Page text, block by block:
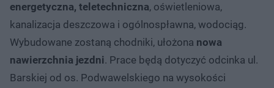
energetyczna, teletechniczna, oświetleniowa,
kanalizacja deszczowa i ogólnospławna, wodociąg.
Wybudowane zostaną chodniki, ułożona nowa
nawierzchnia jezdni. Prace będą dotyczyć odcinka ul.
Barskiej od os. Podwawelskiego na wysokości